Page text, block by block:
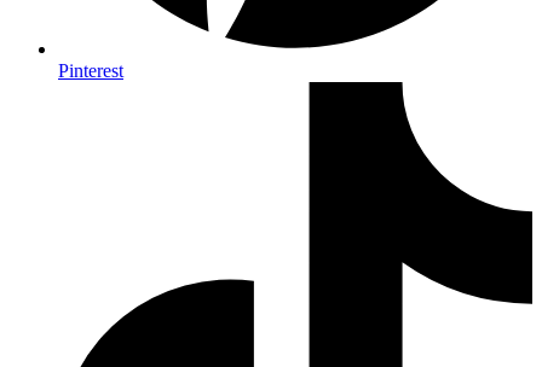
Pinterest